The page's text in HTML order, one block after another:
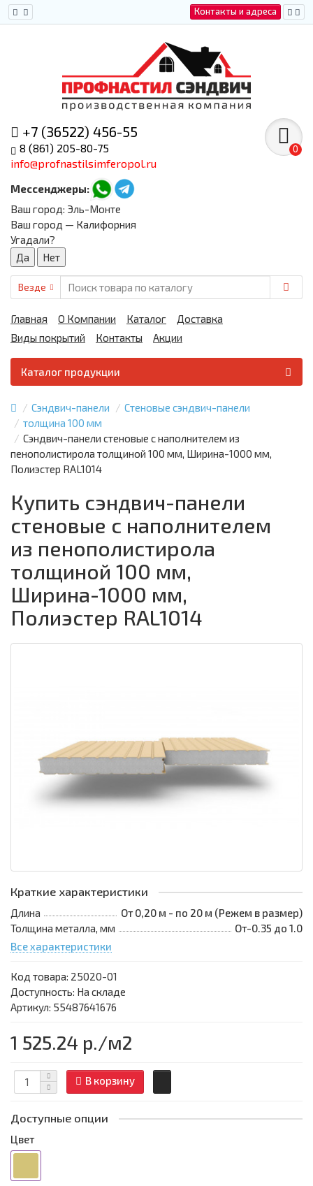
Контакты и адреса
+7 (36522) 456-55
8 (861) 205-80-75
info@profnastilsimferopol.ru
Мессенджеры:
0
Ваш город: Эль-Монте
Ваш город — Калифорния
Угадали?
Везде
Главная О Компании Каталог
Доставка
Виды покрытий
Контакты Акции
Каталог продукции
Сэндвич-панели
Стеновые сэндвич-панели
толщина 100 мм
Сэндвич-панели стеновые с наполнителем из
пенополистирола толщиной 100 мм, Ширина-1000 мм,
Полиэстер RAL1014
Купить сэндвич-панели
стеновые с наполнителем
из пенополистирола
толщиной 100 мм,
Ширина-1000 мм,
Полиэстер RAL1014
Краткие характеристики
Длина
От 0,20 м - по 20 м (Режем в размер)
Толщина металла, мм
От-0.35 до 1.0
Все характеристики
Код товара: 25020-01
Доступность: На складе
Артикул: 55487641676
1 525.24 р./м2
В корзину
Доступные опции
Цвет